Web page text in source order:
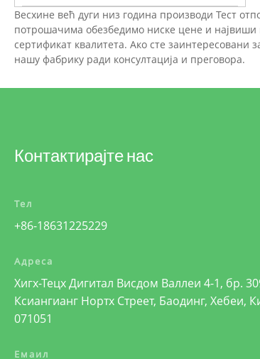
Весхине већ дуги низ година производи Тест
потрошачима обезбедимо ниске цене и највиши
сертификат квалитета. Ако сте
нашу фабрику ради консултација и преговора.
Контактирајте нас
Тел
+86-18631225229
Адреса
Хигх-Тецх Дигитал Висдом Валлеи 4-1, бр.
Ксиангианг Нортх Стреет, Баодинг, Хебеи,
071051
Емаил